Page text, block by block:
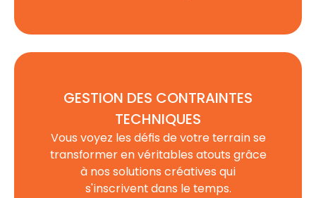
GESTION DES CONTRAINTES
TECHNIQUES
Vous voyez les défis de votre terrain se
transformer en véritables atouts grâce
à nos solutions créatives qui
s'inscrivent dans le temps.